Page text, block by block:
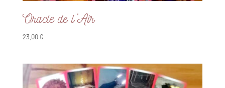
Oracle de l’Air
23,00€